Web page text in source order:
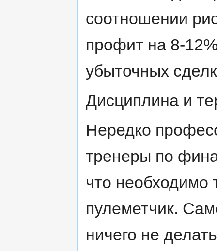
соотношении
профит на 8-
убыточных
Дисциплина и
Нередко
тренеры по
что необходимо
пулеметчик.
ничего не